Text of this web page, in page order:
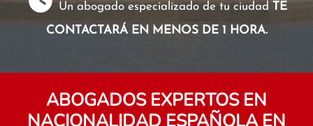
Un abogado especializado de tu ciudad TE
CONTACTARÁ EN MENOS DE 1 HORA.
ABOGADOS EXPERTOS EN
NACIONALIDAD ESPAÑOLA EN